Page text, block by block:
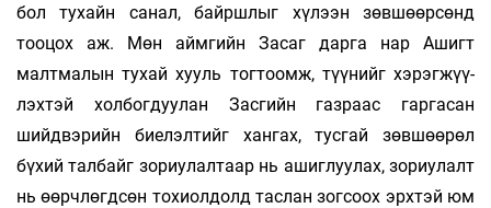
бол тухайн санал, байршлыг хүлээн зөвшөөрсөнд
тооцох аж. Мөн аймгийн Засаг дарга нар Ашигт
малтмалын тухай хууль тогтоомж, түүнийг хэрэгжүү­
лэхтэй холбогдуулан Засгийн газраас гаргасан
шийдвэрийн биелэлтийг хангах, тусгай зөв­шөөрөл
бүхий талбайг зориулалтаар нь ашиглуулах, зориулалт
нь өөрчлөгдсөн тохиол­долд таслан зогсоох эрхтэй юм